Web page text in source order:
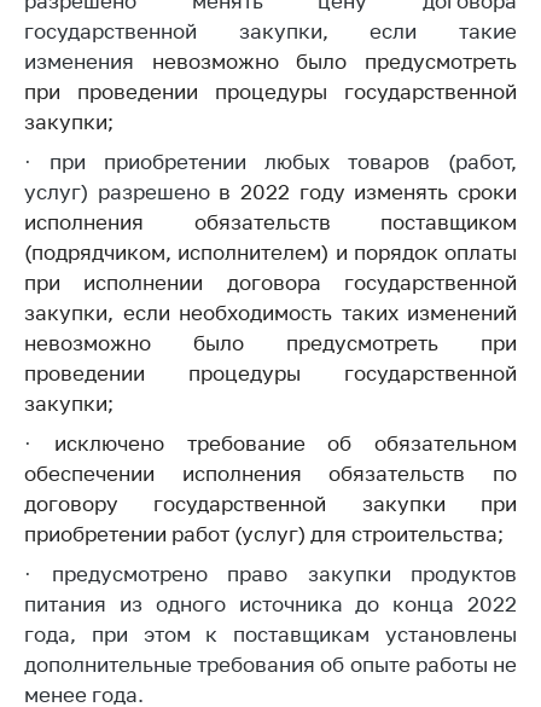
нетарифного
регулирования
Биржевая торговля
Выставочная
деятельность в
Республике
Беларусь
Защита
персональных
данных
Новости
Личный прием
граждан и юр. лиц
Прямaя телефоннaя
Горячая линия
Электронные
обращения
государственной закупки, если такие
изменения невозможно было предусмотреть
при проведении процедуры государственной
закупки;
· при приобретении любых товаров (работ,
услуг) разрешено в 2022 году изменять сроки
исполнения обязательств поставщиком
(подрядчиком, исполнителем) и порядок оплаты
при исполнении договора государственной
закупки, если необходимость таких изменений
невозможно было предусмотреть при
проведении процедуры государственной
закупки;
· исключено требование об обязательном
обеспечении исполнения обязательств по
договору государственной закупки при
приобретении работ (услуг) для строительства;
· предусмотрено право закупки продуктов
питания из одного источника до конца 2022
года, при этом к поставщикам установлены
дополнительные требования об опыте работы не
менее года.